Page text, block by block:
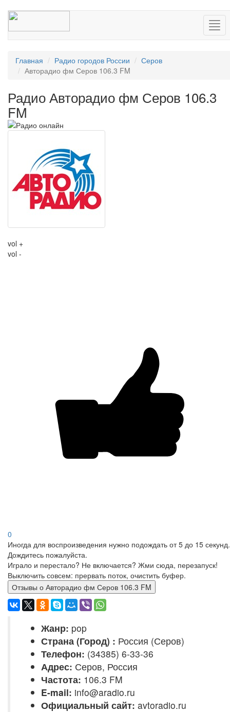
Главная Радио городов России
Серов
Авторадио фм Серов 106.3 FM
Радио Авторадио фм Серов 106.3
FM
vol +
vol -
0
Иногда для воспроизведения нужно подождать от 5 до 15 секунд.
Дождитесь пожалуйста.
Играло и перестало? Не включается? Жми сюда, перезапуск!
Выключить совсем: прервать поток, очистить буфер.
Отзывы о Авторадио фм Серов 106.3 FM
Жанр: pop
Страна (Город) : Россия (Серов)
Телефон: (34385) 6-33-36
Адрес: Серов, Россия
Частота: 106.3 FM
E-mail: info@aradio.ru
Официальный сайт: avtoradio.ru